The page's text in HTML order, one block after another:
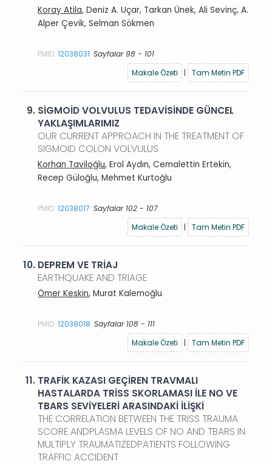
Koray Atila, Deniz A. Uçar, Tarkan Ünek, Ali Sevinç, A.
Alper Çevik, Selman Sökmen
PMID:12038031 Sayfalar 98 - 101
Makale Özeti
| Tam Metin PDF
9. SİGMOİD VOLVULUS TEDAVİSİNDE GÜNCEL
YAKLAŞIMLARIMIZ
OUR CURRENT APPROACH IN THE TREATMENT OF
SIGMOID COLON VOLVULUS
Korhan Taviloğlu, Erol Aydın, Cemalettin Ertekin,
Recep Güloğlu, Mehmet Kurtoğlu
PMID:12038017 Sayfalar 102 - 107
Makale Özeti
| Tam Metin PDF
10. DEPREM VE TRİAJ
EARTHQUAKE AND TRIAGE
Ömer Keskin, Murat Kalemoğlu
PMID:12038018 Sayfalar 108 - 111
Makale Özeti
| Tam Metin PDF
11. TRAFİK KAZASI GEÇİREN TRAVMALI
HASTALARDA TRİSS SKORLAMASI İLE NO VE
TBARS SEVİYELERİ ARASINDAKİ İLİŞKİ
THE CORRELATION BETWEEN THE TRISS TRAUMA
SCORE ANDPLASMA LEVELS OF NO AND TBARS IN
MULTIPLY TRAUMATIZEDPATIENTS FOLLOWING
TRAFFIC ACCIDENT